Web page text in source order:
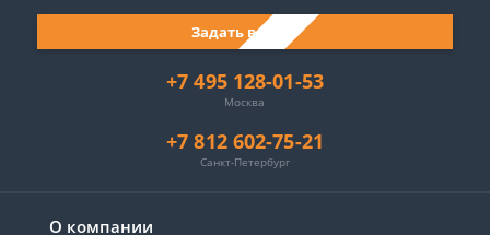
О компании
+7 495 128-01-53
Москва
+7 812 602-75-21
Санкт-Петербург
Задать вопрос